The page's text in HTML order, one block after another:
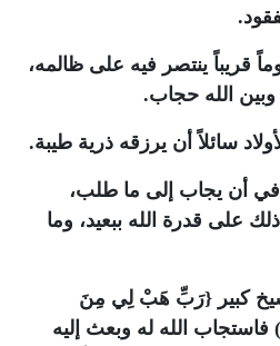
قريباً ينتصر فيه على ظالمه،
الله حجاب.
سائلاً أن يرزقه ذرية طيبة.
أن يجاب إلى ما طلب،
على قدرة الله ببعيد، وما
شيخ كبير {رَبِّ هَبْ لِي مِنَ
الصَّالِحِينَ} (الصافات:100) فاستجاب الله له وبعث إليه